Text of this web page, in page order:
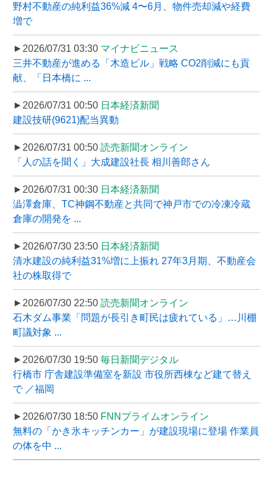
野村不動産の純利益36%減 4〜6月、物件売却減や経費
増で
►2026/07/31 03:30 マイナビニュース
三井不動産が進める「木造ビル」戦略 CO2削減にも貢
献、「日本橋に ...
►2026/07/31 00:50 日本経済新聞
建設技研(9621)配当異動
►2026/07/31 00:50 読売新聞オンライン
「人の話を聞く」大成建設社長 相川善郎さん
►2026/07/31 00:30 日本経済新聞
澁澤倉庫、TC神鋼不動産と共同で神戸市での冷凍冷蔵
倉庫の開発を ...
►2026/07/30 23:50 日本経済新聞
清水建設の純利益31%増に上振れ 27年3月期、不動産会
社の株取得で
►2026/07/30 22:50 読売新聞オンライン
石木ダム事業「問題が長引き町民は疲れている」…川棚
町議対象 ...
►2026/07/30 19:50 毎日新聞デジタル
行橋市 庁舎建設準備室を新設 市役所西棟など建て替え
で ／福岡
►2026/07/30 18:50 FNNプライムオンライン
無料の「かき氷キッチンカー」が建設現場に登場 作業員
の体を中 ...